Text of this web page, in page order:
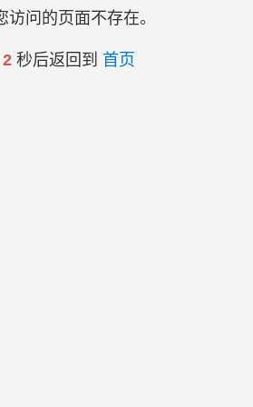
访问的页面不存在。
2秒后返回到 首页